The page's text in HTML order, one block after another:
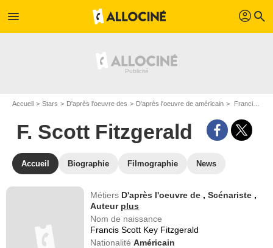
menu profil search
Accueil Stars D'après l'oeuvre des D'après l'oeuvre de américain Francis Scott Key Fitzgerald dit F. Scott Fitzgerald
F. Scott Fitzgerald
Accueil Biographie Filmographie News
Métiers D'après l'oeuvre de ,Scénariste ,
Auteur plus
Nom de naissance
Francis Scott Key Fitzgerald
NationalitéAméricain